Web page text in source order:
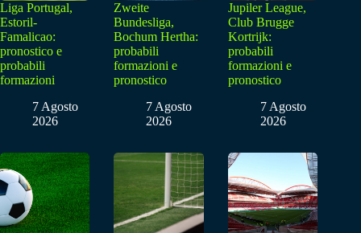
Liga Portugal,
Estoril-
Famalicao:
pronostico e
probabili
formazioni
7 Agosto
2026
Zweite
Bundesliga,
Bochum Hertha:
probabili
formazioni e
pronostico
7 Agosto
2026
Jupiler League,
Club Brugge
Kortrijk:
probabili
formazioni e
pronostico
7 Agosto
2026